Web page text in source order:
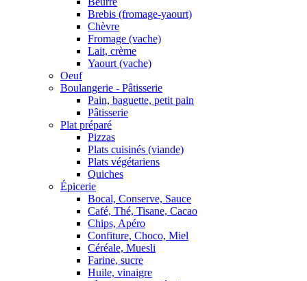
Brebis (fromage-yaourt)
Chèvre
Fromage (vache)
Lait, crème
Yaourt (vache)
Oeuf
Boulangerie - Pâtisserie
Pain, baguette, petit pain
Pâtisserie
Plat préparé
Pizzas
Plats cuisinés (viande)
Plats végétariens
Quiches
Épicerie
Bocal, Conserve, Sauce
Café, Thé, Tisane, Cacao
Chips, Apéro
Confiture, Choco, Miel
Céréale, Muesli
Farine, sucre
Huile, vinaigre